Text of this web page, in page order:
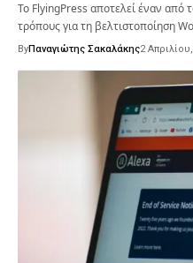
Το FlyingPress αποτελεί έναν από
τρόπους για τη βελτιστοποίηση
ByΠαναγιώτης Σακαλάκης2